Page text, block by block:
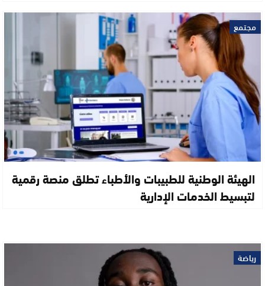
مجتمع
الهيئة الوطنية للطبيبات والأطباء تطلق منصة رقمية
لتبسيط الخدمات الإدارية
رياضة